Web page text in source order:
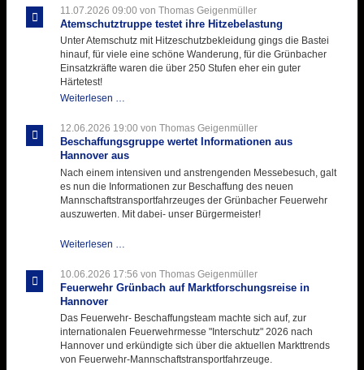
für
der
Kirmes
mit
zukunftsweisender
11.07.2026 09:00 von Thomas Geigenmüller
Atemschutztruppe testet ihre Hitzebelastung
Unter Atemschutz mit Hitzeschutzbekleidung gings die Bastei
hinauf, für viele eine schöne Wanderung, für die Grünbacher
Einsatzkräfte waren die über 250 Stufen eher ein guter
Härtetest!
Weiterlesen …
ihre
Hitzebelastung
12.06.2026 19:00 von Thomas Geigenmüller
Beschaffungsgruppe wertet Informationen aus
Hannover aus
Nach einem intensiven und anstrengenden Messebesuch, galt
es nun die Informationen zur Beschaffung des neuen
Mannschaftstransportfahrzeuges der Grünbacher Feuerwehr
auszuwerten. Mit dabei- unser Bürgermeister!
Weiterlesen …
Informationen
aus
aus
10.06.2026 17:56 von Thomas Geigenmüller
Feuerwehr Grünbach auf Marktforschungsreise in
Hannover
Das Feuerwehr- Beschaffungsteam machte sich auf, zur
internationalen Feuerwehrmesse "Interschutz" 2026 nach
Hannover und erkündigte sich über die aktuellen Markttrends
von Feuerwehr-Mannschaftstransportfahrzeuge.